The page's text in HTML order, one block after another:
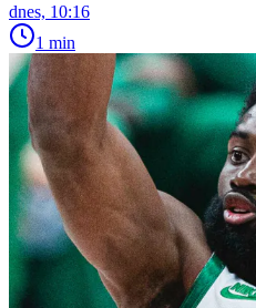
dnes, 10:16
1 min